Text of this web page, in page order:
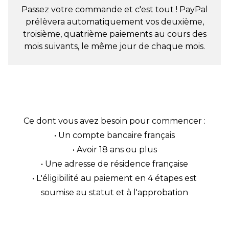
Passez votre commande et c'est tout ! PayPal
prélèvera automatiquement vos deuxième,
troisième, quatrième paiements au cours des
mois suivants, le même jour de chaque mois.
Ce dont vous avez besoin pour commencer :
• Un compte bancaire français
• Avoir 18 ans ou plus
• Une adresse de résidence française
• L'éligibilité au paiement en 4 étapes est
soumise au statut et à l'approbation